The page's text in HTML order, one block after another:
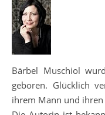
Bärbel Muschiol
geboren. Glücklich
ihrem Mann und